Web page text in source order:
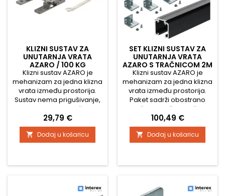
KLIZNI SUSTAV ZA
UNUTARNJA VRATA
AZARO / 100 KG
Klizni sustav AZARO je
mehanizam za jedna klizna
vrata između prostorija.
Sustav nema prigušivanje,
a na krajevima tračnice
postavljaju se zaustavljači
koji su uključeni u pakiranje.
Maksimalna nosivost vrata
je 100 kg. Uz pakiranje
učvršćuje na pod, kao i sav
potrebno dodatno...
Cijena
29,79 €
 Dodaj u košaricu
SET KLIZNI SUSTAV ZA
UNUTARNJA VRATA
AZARO S TRAČNICOM 2M
I S PRIGUŠIVAČEM / 80KG
Klizni sustav AZARO je
mehanizam za jedna klizna
vrata između prostorija.
Paket sadrži obostrano
ublažavanje, što znači da
će se vrata zatvarati i
otvarati s usporenim, tihim
kretanjem te se na kraju
neće zalupiti. Maksimalno
U paketu se nalazi i vodilica
materijal. Paket...
Cijena
100,49 €
 Dodaj u košaricu